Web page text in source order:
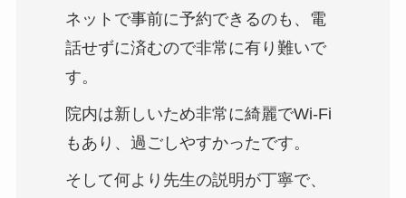
ネットで事前に予約できるのも、電
話せずに済むので非常に有り難いで
す。
院内は新しいため非常に綺麗でWi-Fi
もあり、過ごしやすかったです。
そして何より先生の説明が丁寧で、